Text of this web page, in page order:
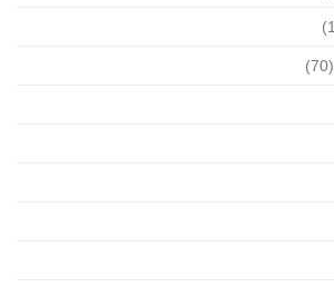
(70)